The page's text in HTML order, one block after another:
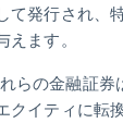
て発行され、
ます。
らの金融証券
クイティに転